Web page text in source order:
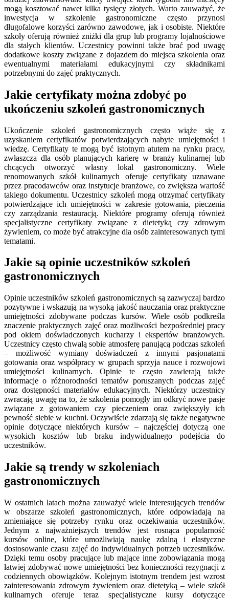
mogą kosztować nawet kilka tysięcy złotych. Warto zauważyć, że
inwestycja w szkolenie gastronomiczne często przynosi
długofalowe korzyści zarówno zawodowe, jak i osobiste. Niektóre
szkoły oferują również zniżki dla grup lub programy lojalnościowe
dla stałych klientów. Uczestnicy powinni także brać pod uwagę
dodatkowe koszty związane z dojazdem do miejsca szkolenia oraz
ewentualnymi materiałami edukacyjnymi czy składnikami
potrzebnymi do zajęć praktycznych.
Jakie certyfikaty można zdobyć po
ukończeniu szkoleń gastronomicznych
Ukończenie szkoleń gastronomicznych często wiąże się z
uzyskaniem certyfikatów potwierdzających nabyte umiejętności i
wiedzę. Certyfikaty te mogą być istotnym atutem na rynku pracy,
zwłaszcza dla osób planujących karierę w branży kulinarnej lub
chcących otworzyć własny lokal gastronomiczny. Wiele
renomowanych szkół kulinarnych oferuje certyfikaty uznawane
przez pracodawców oraz instytucje branżowe, co zwiększa wartość
takiego dokumentu. Uczestnicy szkoleń mogą otrzymać certyfikaty
potwierdzające ich umiejętności w zakresie gotowania, pieczenia
czy zarządzania restauracją. Niektóre programy oferują również
specjalistyczne certyfikaty związane z dietetyką czy zdrowym
żywieniem, co może być atrakcyjne dla osób zainteresowanych tymi
tematami.
Jakie są opinie uczestników szkoleń
gastronomicznych
Opinie uczestników szkoleń gastronomicznych są zazwyczaj bardzo
pozytywne i wskazują na wysoką jakość nauczania oraz praktyczne
umiejętności zdobywane podczas kursów. Wiele osób podkreśla
znaczenie praktycznych zajęć oraz możliwości bezpośredniej pracy
pod okiem doświadczonych kucharzy i ekspertów branżowych.
Uczestnicy często chwalą sobie atmosferę panującą podczas szkoleń
– możliwość wymiany doświadczeń z innymi pasjonatami
gotowania oraz współpracy w grupach sprzyja nauce i rozwojowi
umiejętności kulinarnych. Opinie te często zawierają także
informacje o różnorodności tematów poruszanych podczas zajęć
oraz dostępności materiałów edukacyjnych. Niektórzy uczestnicy
zwracają uwagę na to, że szkolenia pomogły im odkryć nowe pasje
związane z gotowaniem czy pieczeniem oraz zwiększyły ich
pewność siebie w kuchni. Oczywiście zdarzają się także negatywne
opinie dotyczące niektórych kursów – najczęściej dotyczą one
wysokich kosztów lub braku indywidualnego podejścia do
uczestników.
Jakie są trendy w szkoleniach
gastronomicznych
W ostatnich latach można zauważyć wiele interesujących trendów
w obszarze szkoleń gastronomicznych, które odpowiadają na
zmieniające się potrzeby rynku oraz oczekiwania uczestników.
Jednym z najważniejszych trendów jest rosnąca popularność
kursów online, które umożliwiają naukę zdalną i elastyczne
dostosowanie czasu zajęć do indywidualnych potrzeb uczestników.
Dzięki temu osoby pracujące lub mające inne zobowiązania mogą
łatwiej zdobywać nowe umiejętności bez konieczności rezygnacji z
codziennych obowiązków. Kolejnym istotnym trendem jest wzrost
zainteresowania zdrowym żywieniem oraz dietetyką – wiele szkół
kulinarnych oferuje teraz specjalistyczne kursy dotyczące